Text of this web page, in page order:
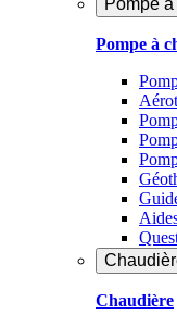
Pompe
Pompe à
Chaudière